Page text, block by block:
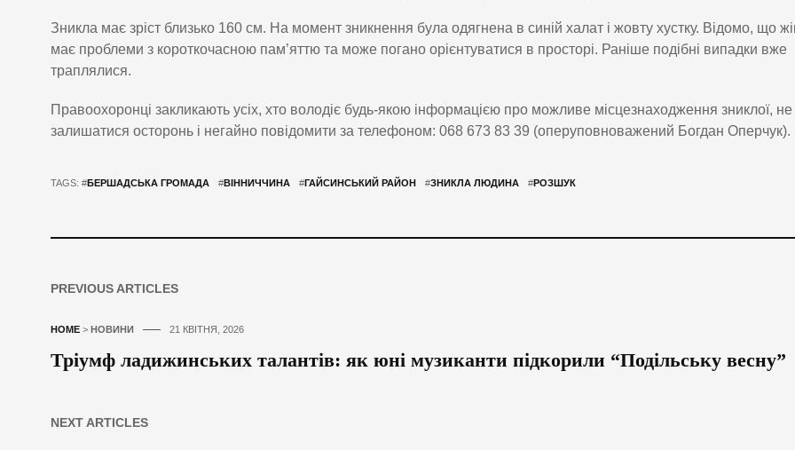
Зникла має зріст близько 160 см. На момент зникнення була одягнена в синій халат і жовту хустку. Відомо, що
має проблеми з короткочасною пам’яттю та може погано орієнтуватися в просторі. Раніше подібні випадки вже
траплялися.
Правоохоронці закликають усіх, хто володіє будь-якою інформацією про можливе місцезнаходження зниклої, не
залишатися осторонь і негайно повідомити за телефоном: 068 673 83 39 (оперуповноважений Богдан Оперчук).
TAGS: #БЕРШАДСЬКА ГРОМАДА #ВІННИЧЧИНА #ГАЙСИНСЬКИЙ РАЙОН #ЗНИКЛА ЛЮДИНА #РОЗШУК
PREVIOUS ARTICLES
HOME > НОВИНИ 21 КВІТНЯ, 2026
Тріумф ладижинських талантів: як юні музиканти підкорили “Подільську весну”
NEXT ARTICLES